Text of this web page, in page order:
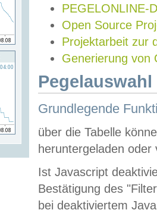
PEGELONLINE-
Open Source
Projektarbeit zur
Generierung von
Grundlegende
über die Tabelle
heruntergeladen oder
Ist Javascript
Bestätigung des
bei deaktiviertem